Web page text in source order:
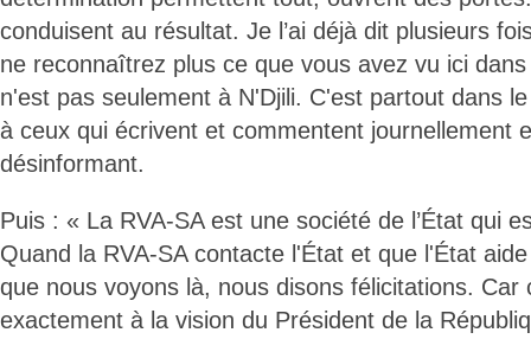
conduisent au résultat. Je l’ai déjà dit plusieurs
ne reconnaîtrez plus ce que vous avez vu ici
n'est pas seulement à N'Djili. C'est partout dans
à ceux qui écrivent et commentent journellement
désinformant.
Puis : « La RVA-SA est une société de l’État qui
Quand la RVA-SA contacte l'État et que l'État
que nous voyons là, nous disons félicitations. Car
exactement à la vision du Président de la